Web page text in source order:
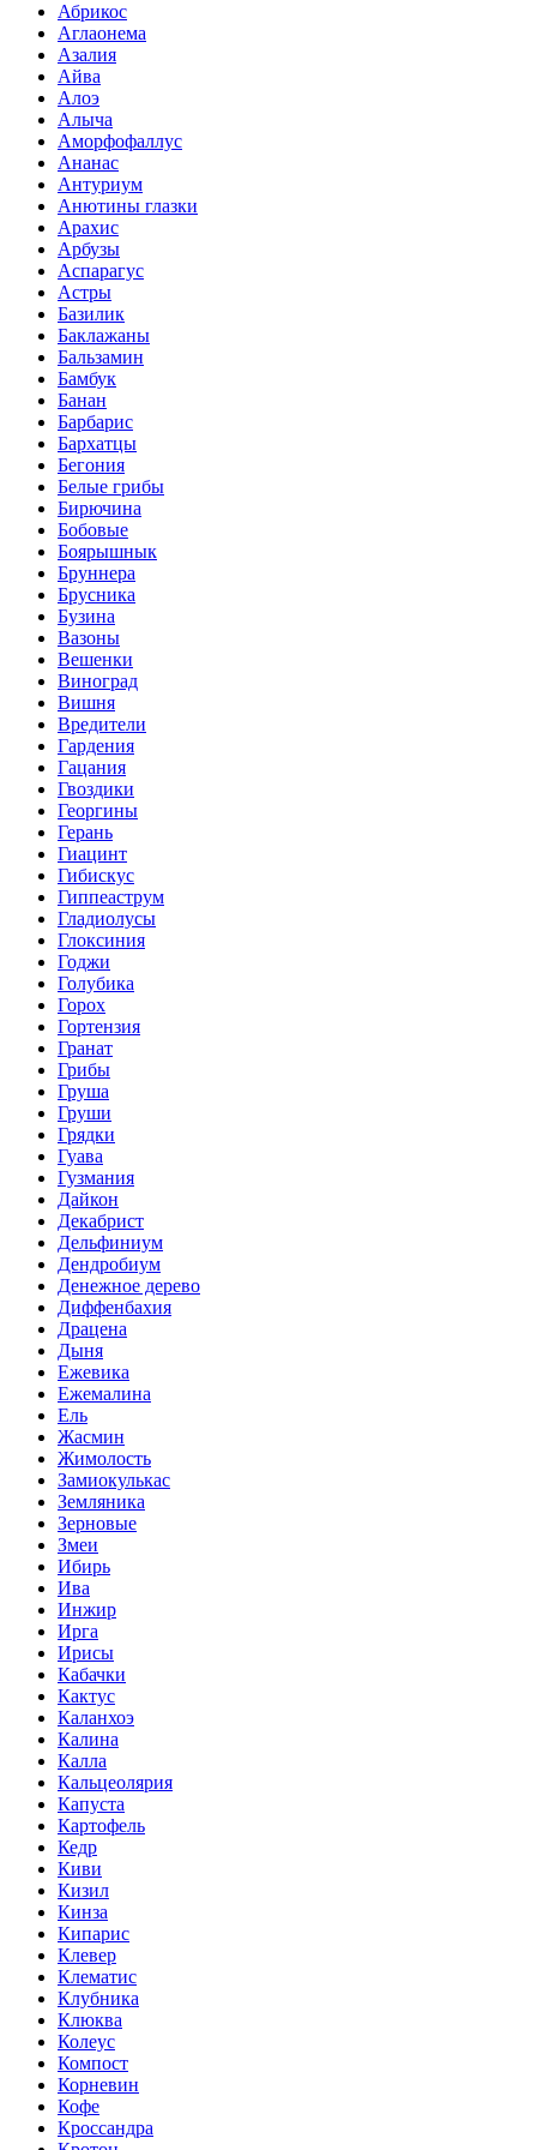
Абрикос
Аглаонема
Азалия
Айва
Алоэ
Алыча
Аморфофаллус
Ананас
Антуриум
Анютины глазки
Арахис
Арбузы
Аспарагус
Астры
Базилик
Баклажаны
Бальзамин
Бамбук
Банан
Барбарис
Бархатцы
Бегония
Белые грибы
Бирючина
Бобовые
Боярышнык
Бруннера
Брусника
Бузина
Вазоны
Вешенки
Виноград
Вишня
Вредители
Гардения
Гацания
Гвоздики
Георгины
Герань
Гиацинт
Гибискус
Гиппеаструм
Гладиолусы
Глоксиния
Годжи
Голубика
Горох
Гортензия
Гранат
Грибы
Груша
Груши
Грядки
Гуава
Гузмания
Дайкон
Декабрист
Дельфиниум
Дендробиум
Денежное дерево
Диффенбахия
Драцена
Дыня
Ежевика
Ежемалина
Ель
Жасмин
Жимолость
Замиокулькас
Земляника
Зерновые
Змеи
Ибирь
Ива
Инжир
Ирга
Ирисы
Кабачки
Кактус
Каланхоэ
Калина
Калла
Кальцеолярия
Капуста
Картофель
Кедр
Киви
Кизил
Кинза
Кипарис
Клевер
Клематис
Клубника
Клюква
Колеус
Компост
Корневин
Кофе
Кроссандра